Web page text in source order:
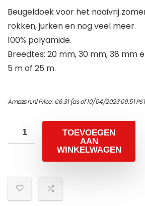
Beugeldoek voor het naaivrij
rokken, jurken en nog veel meer.
100% polyamide.
Breedtes: 20 mm, 30 mm, 38 mm
5 m of 25 m.
Amazon.nl Price:€6.31(as of 10/04/2023 09:51
TOEVOEGEN
AAN
WINKELWAGEN